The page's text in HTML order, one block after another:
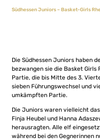
Südhessen Juniors – Basket-Girls
Die Südhessen Juniors haben
bezwangen sie die Basket Girls
Partie, die bis Mitte des 3.
sieben Führungswechsel und
umkämpften Partie.
Die Juniors waren vielleicht
Finja Heubel und Hanna
herausragten. Alle elf
während bei den Gegnerinnen